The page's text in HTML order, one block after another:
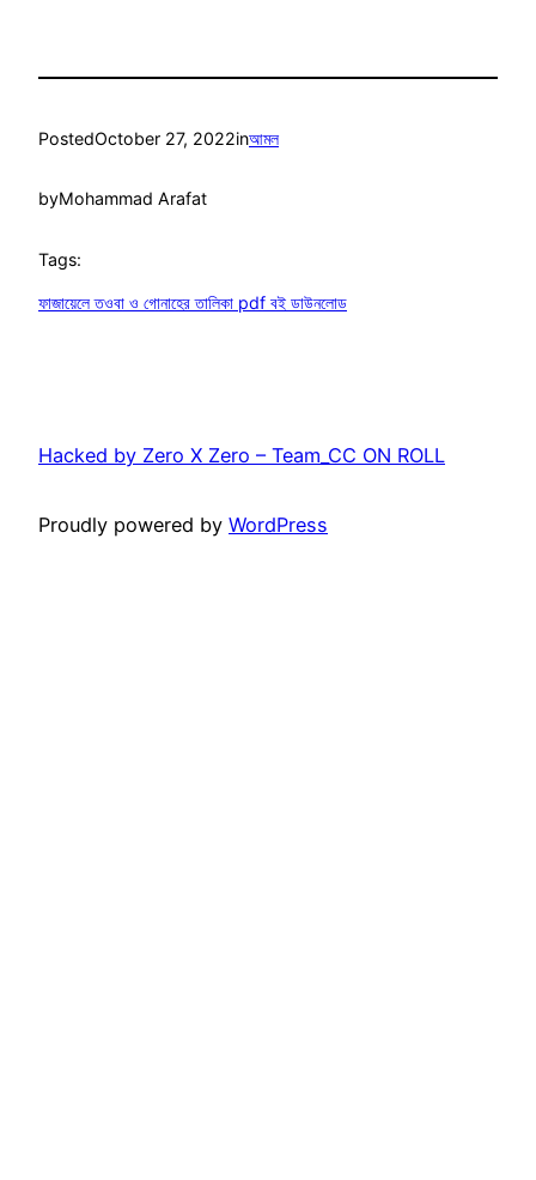
PostedOctober 27, 2022inআমল
byMohammad Arafat
Tags:
ফাজায়েলে তওবা ও গোনাহের তালিকা pdf বই ডাউনলোড
Hacked by Zero X Zero – Team_CC ON ROLL
Proudly powered by WordPress